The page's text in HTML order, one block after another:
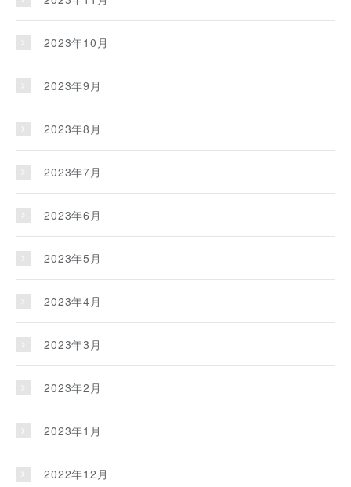
2023年10月
2023年9月
2023年8月
2023年7月
2023年6月
2023年5月
2023年4月
2023年3月
2023年2月
2023年1月
2022年12月